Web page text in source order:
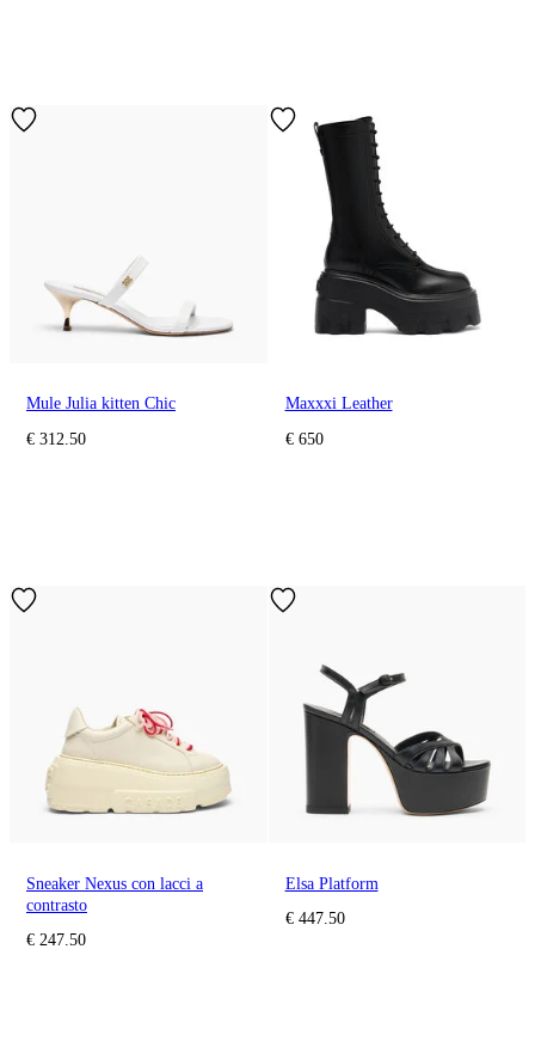
Mule Julia kitten Chic
€ 312.50
Maxxxi Leather
€ 650
Sneaker Nexus con lacci a
contrasto
€ 247.50
Elsa Platform
€ 447.50